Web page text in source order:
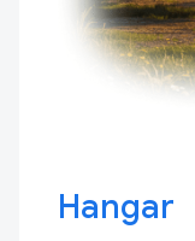
Hangar